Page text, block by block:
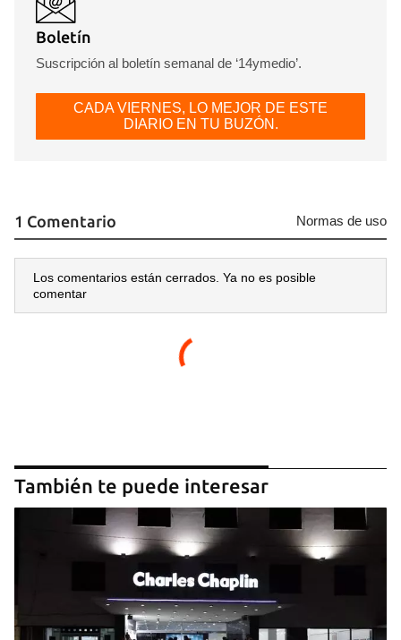
Guardar como favorito
Para poder guardar como favorito, primero has de
iniciar sesión con tu cuenta de 14ymedio.
Boletín
Suscripción al boletín semanal de ‘14ymedio’.
CADA VIERNES, LO MEJOR DE ESTE
DIARIO EN TU BUZÓN.
1 Comentario Normas de uso
Los comentarios están cerrados. Ya no es posible
comentar
También te puede interesar